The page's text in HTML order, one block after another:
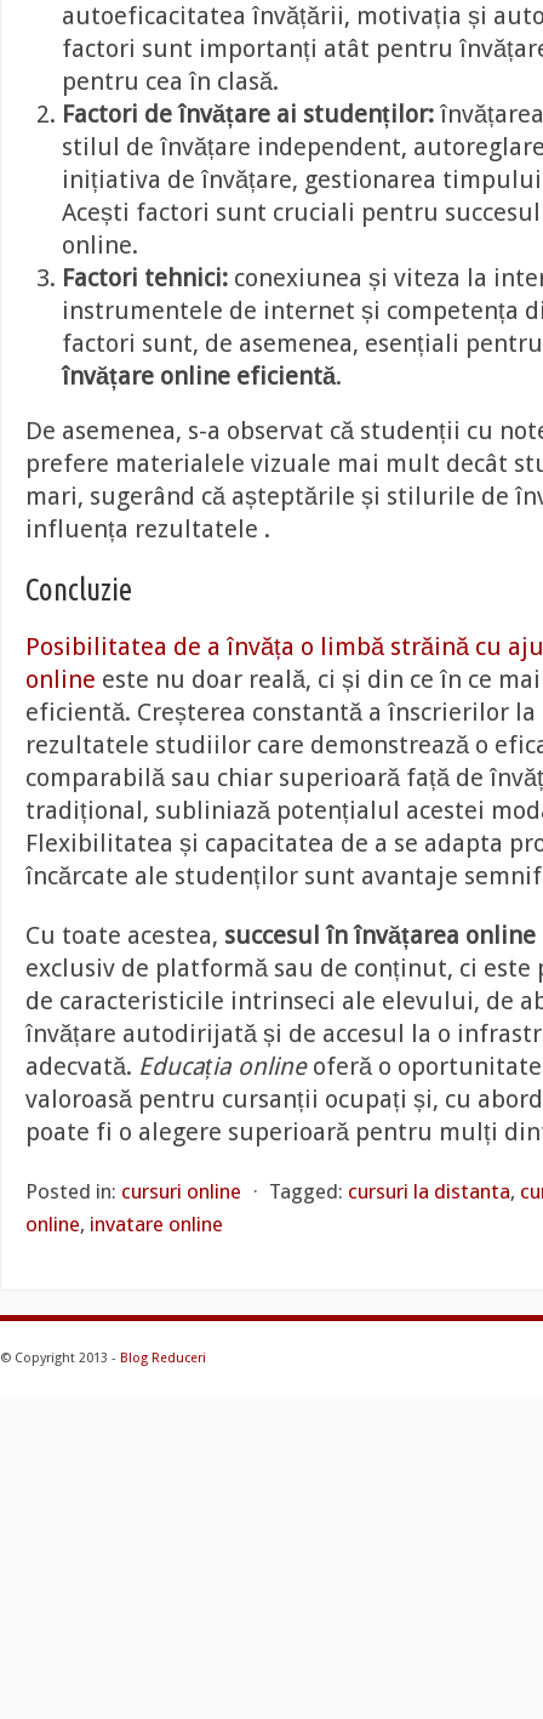
autoeficacitatea învățării, motivația și
factori sunt importanți atât pentru
pentru cea în clasă.
Factori de învățare ai studenților:
stilul de învățare independent,
inițiativa de învățare, gestionarea
Acești factori sunt cruciali pentru
online.
Factori tehnici: conexiunea și viteza la
instrumentele de internet și competența
factori sunt, de asemenea, esențiali
învățare online eficientă.
De asemenea, s-a observat că studenții cu
prefere materialele vizuale mai mult decât
mari, sugerând că așteptările și stilurile de
influența rezultatele .
Concluzie
Posibilitatea de a învăța o limbă străină cu
online este nu doar reală, ci și din ce în ce
eficientă. Creșterea constantă a înscrierilor
rezultatele studiilor care demonstrează o
comparabilă sau chiar superioară față de
tradițional, subliniază potențialul acestei
Flexibilitatea și capacitatea de a se adapta
încărcate ale studenților sunt avantaje
Cu toate acestea, succesul în învățarea online
exclusiv de platformă sau de conținut, ci
de caracteristicile intrinseci ale elevului, de
învățare autodirijată și de accesul la o
adecvată. Educația onlineoferă o
valoroasă pentru cursanții ocupați și, cu
poate fi o alegere superioară pentru mulți
Posted in: cursuri online ⋅ Tagged: cursuri la distanta,
online, invatare online
© Copyright 2013 - Blog Reduceri